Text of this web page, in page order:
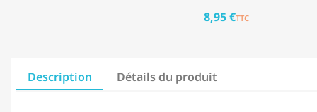
8,95 €TTC
Description Détails du produit